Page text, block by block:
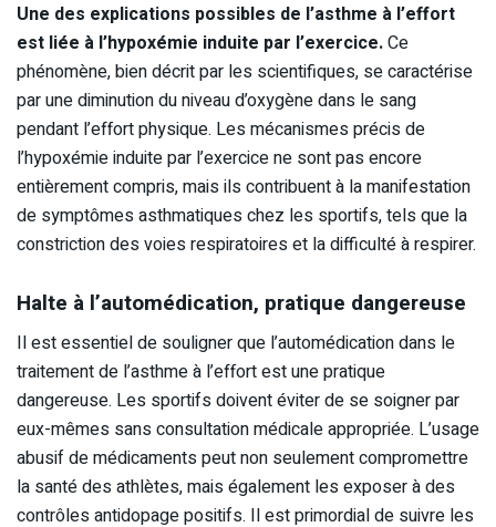
Une des explications possibles de l’asthme à l’effort
est liée à l’hypoxémie induite par l’exercice.Ce
phénomène, bien décrit par les scientifiques, se caractérise
par une diminution du niveau d’oxygène dans le sang
pendant l’effort physique. Les mécanismes précis de
l’hypoxémie induite par l’exercice ne sont pas encore
entièrement compris, mais ils contribuent à la manifestation
de symptômes asthmatiques chez les sportifs, tels que la
constriction des voies respiratoires et la difficulté à respirer.
Halte à l’automédication, pratique dangereuse
Il est essentiel de souligner que l’automédication dans le
traitement de l’asthme à l’effort est une pratique
dangereuse. Les sportifs doivent éviter de se soigner par
eux-mêmes sans consultation médicale appropriée. L’usage
abusif de médicaments peut non seulement compromettre
la santé des athlètes, mais également les exposer à des
contrôles antidopage positifs. Il est primordial de suivre les